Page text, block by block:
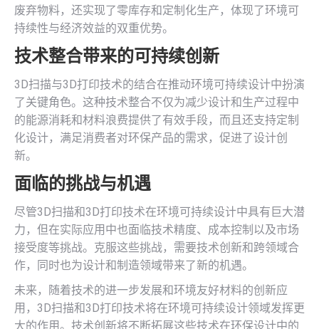
废弃物料，还实现了零库存和定制化生产，体现了环境可
持续性与经济效益的双重优势。
技术整合带来的可持续创新
3D扫描与3D打印技术的结合在推动环境可持续设计中扮演
了关键角色。这种技术整合不仅为减少设计和生产过程中
的能源消耗和材料浪费提供了有效手段，而且还支持定制
化设计，满足消费者对环保产品的需求，促进了设计创
新。
面临的挑战与机遇
尽管3D扫描和3D打印技术在环境可持续设计中具有巨大潜
力，但在实际应用中也面临技术精度、成本控制以及市场
接受度等挑战。克服这些挑战，需要技术创新和跨领域合
作，同时也为设计和制造领域带来了新的机遇。
未来，随着技术的进一步发展和环境友好材料的创新应
用，3D扫描和3D打印技术将在环境可持续设计领域发挥更
大的作用。技术创新将不断拓展这些技术在环保设计中的